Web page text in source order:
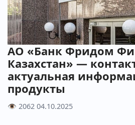
АО «Банк Фридом
Казахстан» —
актуальная
продукты
👁 2062 04.10.2025